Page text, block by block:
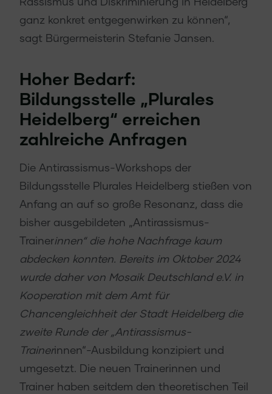
ganz konkret entgegenwirken zu können“,
sagt Bürgermeisterin Stefanie Jansen.
Hoher Bedarf:
Bildungsstelle „Plurales
Heidelberg“ erreichen
zahlreiche Anfragen
Die Antirassismus-Workshops der
Bildungsstelle Plurales Heidelberg stießen von
Anfang an auf so große Resonanz, dass die
bisher ausgebildeten „Antirassismus-
Trainerinnen“ die hohe Nachfrage kaum
abdecken konnten. Bereits im Oktober 2024
wurde daher von Mosaik Deutschland e.V. in
Kooperation mit dem Amt für
Chancengleichheit der Stadt Heidelberg die
zweite Runde der „Antirassismus-
Trainerinnen“-Ausbildung konzipiert und
umgesetzt. Die neuen Trainerinnen und
Trainer haben seitdem den theoretischen Teil